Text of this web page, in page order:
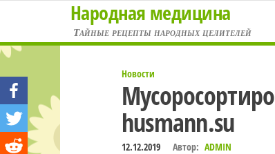
содержимому
Народная медицина
Тайные рецепты народных целителей
Новости
husmann.su
12.12.2019 Автор: ADMIN